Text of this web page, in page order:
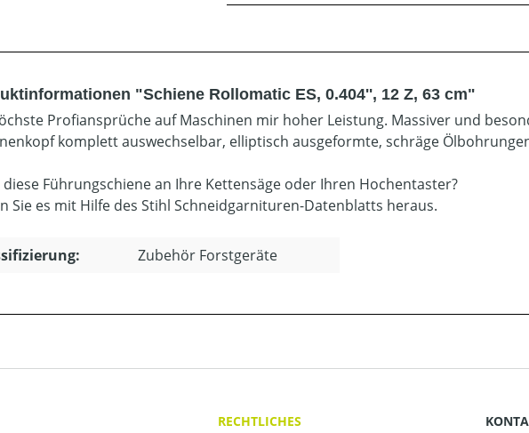
"Schiene Rollomatic ES, 0.404'', 12 Z, 63 cm"
Profiansprüche auf Maschinen mir hoher Leistung. Massiver und
komplett auswechselbar, elliptisch ausgeformte, schräge
diese Führungschiene an Ihre Kettensäge oder Ihren Hochentaster?
Sie es mit Hilfe des Stihl Schneidgarnituren-Datenblatts heraus.
Zubehör Forstgeräte
RECHTLICHES